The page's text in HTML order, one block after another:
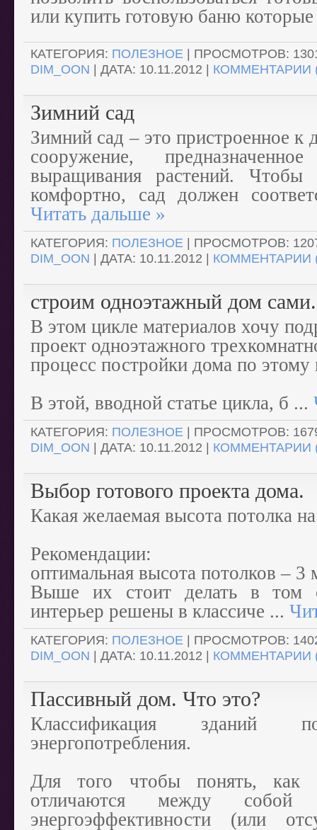
или купить готовую баню
КАТЕГОРИЯ: ПОЛЕЗНОЕ | ПРОСМОТРОВ:
DIM_OON | ДАТА: 10.11.2012 | КОММЕНТАРИИ
Зимний сад
Зимний сад – это пристроенное к
сооружение,
выращивания растений.
комфортно, сад должен
Читать дальше »
КАТЕГОРИЯ: ПОЛЕЗНОЕ | ПРОСМОТРОВ:
DIM_OON | ДАТА: 10.11.2012 | КОММЕНТАРИИ
строим одноэтажный дом
В этом цикле материалов хочу
проект одноэтажного
процесс постройки дома по этому
В этой, вводной статье цикла, б ...
КАТЕГОРИЯ: ПОЛЕЗНОЕ | ПРОСМОТРОВ:
DIM_OON | ДАТА: 10.11.2012 | КОММЕНТАРИИ
Выбор готового проекта дома.
Какая желаемая высота потолка
Рекомендации:
оптимальная высота потолков – 3
Выше их стоит делать в том
интерьер решены в классиче ...
КАТЕГОРИЯ: ПОЛЕЗНОЕ | ПРОСМОТРОВ:
DIM_OON | ДАТА: 10.11.2012 | КОММЕНТАРИИ
Пассивный дом. Что это?
Классификация
энергопотребления.
Для того чтобы понять, как
отличаются между
энергоэффективности (или